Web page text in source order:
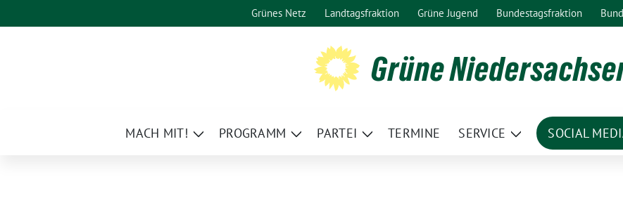
zum
Grünes Netz Landtagsfraktion Grüne Jugend Bundestagsfraktion
Grüne
MACH MIT!
Zeige
PROGRAMM
Zeige
PARTEI
Zeige
TERMINE SERVICE
Zeige
SOCIAL